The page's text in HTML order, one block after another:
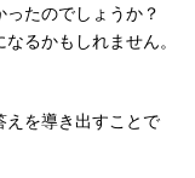
たのでしょうか？
るかもしれません。
えを導き出すことで